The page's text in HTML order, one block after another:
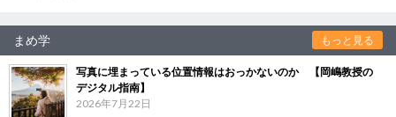
まめ学 もっと見る
写真に埋まっている位置情報はおっかないのか 【岡嶋教授の
デジタル指南】
2026年7月22日